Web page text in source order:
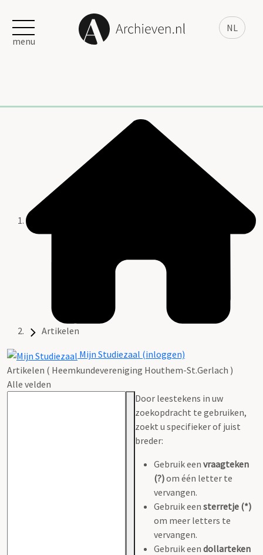
NL
menu
Artikelen
Mijn Studiezaal (inloggen)
Artikelen ( Heemkundevereniging Houthem-St.Gerlach )
Alle velden
Door leestekens in uw
zoekopdracht te gebruiken,
zoekt u specifieker of juist
breder:
Gebruik een vraagteken
(?)om één letter te
vervangen.
Gebruik een sterretje (*)
om meer letters te
vervangen.
Gebruik een dollarteken